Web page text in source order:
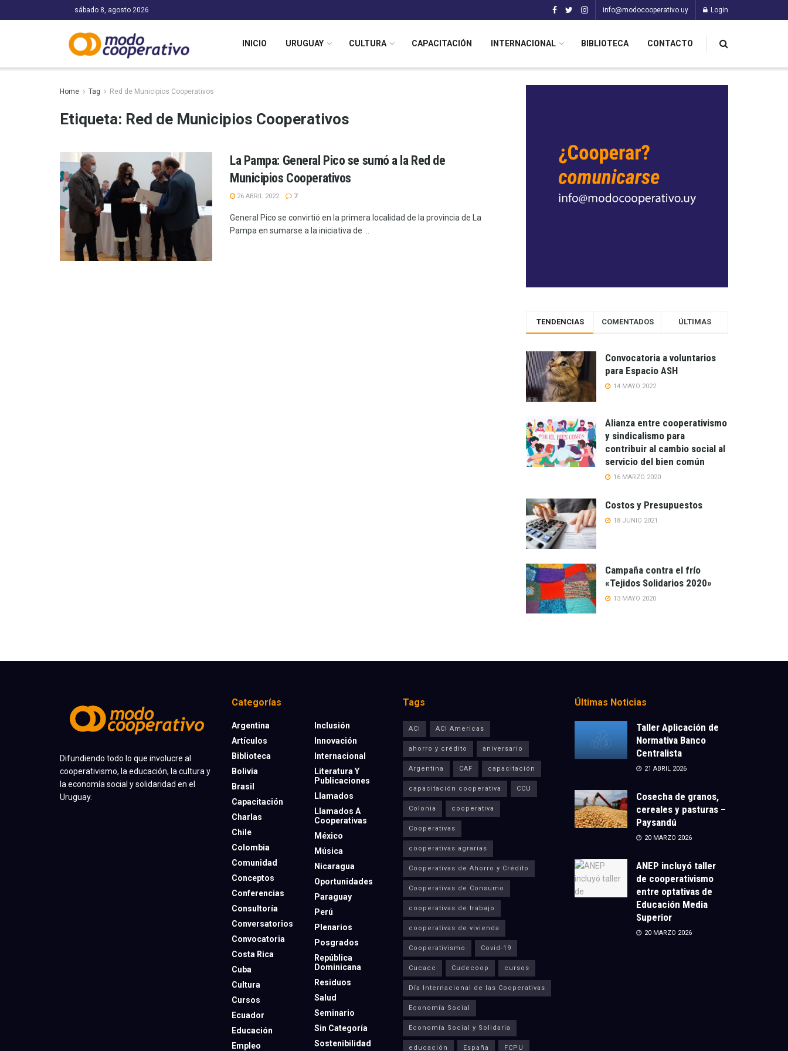
sábado 8, agosto 2026 info@modocooperativo.uy Login
INICIO URUGUAY CULTURA CAPACITACIÓN INTERNACIONAL BIBLIOTECA CONTACTO
Home Tag Red de Municipios Cooperativos
Etiqueta: Red de Municipios Cooperativos
La Pampa: General Pico se sumó a la Red de
Municipios Cooperativos
26 ABRIL 2022 7
General Pico se convirtió en la primera localidad de la provincia de La
Pampa en sumarse a la iniciativa de ...
TENDENCIAS COMENTADOS ÚLTIMAS
Convocatoria a voluntarios
para Espacio ASH
14 MAYO 2022
Alianza entre cooperativismo
y sindicalismo para
contribuir al cambio social al
servicio del bien común
16 MARZO 2020
Costos y Presupuestos
18 JUNIO 2021
Campaña contra el frío
«Tejidos Solidarios 2020»
13 MAYO 2020
Difundiendo todo lo que involucre al
cooperativismo, la educación, la cultura y
la economía social y solidaridad en el
Uruguay.
Categorías
Argentina
Artículos
Biblioteca
Bolivia
Brasil
Capacitación
Charlas
Chile
Colombia
Comunidad
Conceptos
Conferencias
Consultoría
Conversatorios
Convocatoria
Costa Rica
Cuba
Cultura
Cursos
Ecuador
Educación
Empleo
Inclusión
Innovación
Internacional
Literatura Y
Publicaciones
Llamados
Llamados A
Cooperativas
México
Música
Nicaragua
Oportunidades
Paraguay
Perú
Plenarios
Posgrados
República
Dominicana
Residuos
Salud
Seminario
Sin Categoría
Sostenibilidad
Tags
ACI ACI Americas
ahorro y crédito aniversario
Argentina CAF capacitación
capacitación cooperativa CCU
Colonia cooperativa
Cooperativas
cooperativas agrarias
Cooperativas de Ahorro y Crédito
Cooperativas de Consumo
cooperativas de trabajo
cooperativas de vivienda
Cooperativismo Covid-19
Cucacc Cudecoop cursos
Día Internacional de las Cooperativas
Economía Social
Economía Social y Solidaria
educación España FCPU
Últimas Noticias
Taller Aplicación de
Normativa Banco
Centralista
21 ABRIL 2026
Cosecha de granos,
cereales y pasturas –
Paysandú
20 MARZO 2026
ANEP incluyó taller
de cooperativismo
entre optativas de
Educación Media
Superior
20 MARZO 2026